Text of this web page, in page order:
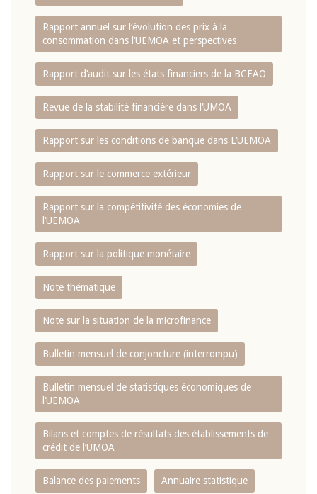
Rapport annuel sur l‘évolution des prix à la
consommation dans l‘UEMOA et perspectives
Rapport d‘audit sur les états financiers de la BCEAO
Revue de la stabilité financière dans l‘UMOA
Rapport sur les conditions de banque dans L‘UEMOA
Rapport sur le commerce extérieur
Rapport sur la compétitivité des économies de
l‘UEMOA
Rapport sur la politique monétaire
Note thématique
Note sur la situation de la microfinance
Bulletin mensuel de conjoncture (interrompu)
Bulletin mensuel de statistiques économiques de
l‘UEMOA
Bilans et comptes de résultats des établissements de
crédit de l‘UMOA
Balance des paiements Annuaire statistique